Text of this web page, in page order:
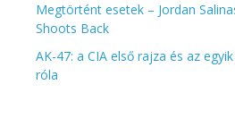
Megtörtént esetek – Jordan
Shoots Back
AK-47: a CIA első rajza és az
róla